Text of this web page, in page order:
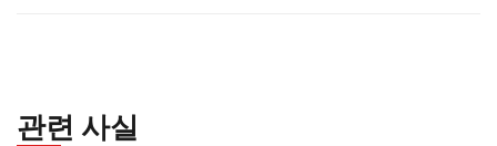
관련 사실